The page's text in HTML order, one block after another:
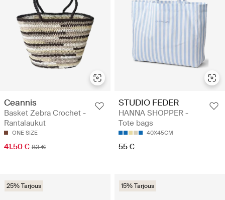
Ceannis
Basket Zebra Crochet -
Rantalaukut
ONE SIZE
41.50 € 83 €
STUDIO FEDER
HANNA SHOPPER -
Tote bags
40X45CM
55 €
25% Tarjous 15% Tarjous